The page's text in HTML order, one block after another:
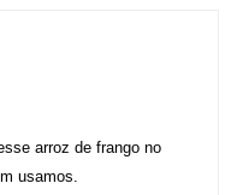
arroz de frango no
usamos.